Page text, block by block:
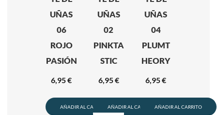
UÑAS
06
ROJO
PASIÓN
6,95€
AÑADIR AL CARRITO
UÑAS
02
PINKTA
STIC
6,95€
AÑADIR AL CARRITO
UÑAS
04
PLUMT
HEORY
6,95€
AÑADIR AL CARRITO